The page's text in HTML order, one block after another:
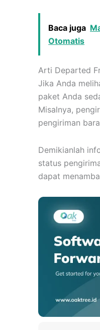
Baca juga
Otomatis
Arti Departed
Jika Anda
paket Anda
Misalnya,
pengiriman
Demikianlah
status
dapat